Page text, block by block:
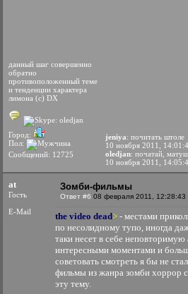
данный шаг совершенно
обратно
противоположенный теме
и тенденции характера
лимона (с) DX
Город:
Пол:
Сообщений: 12725
jeniya: почитать штоле
10 ноября 2011,
oledjan: початай,
10 ноября 2011,
at
Гость
E-Mail
Зомби-фильмы
Ответ #6 08 февраля 2011, 12:28:43
the video dead> - местами
по несолидному тупо, иногда
таки несет в себе
интересными моментами и
советовать смотреть я бы не
фильмы из жанра зомби хоррор
эту тему.